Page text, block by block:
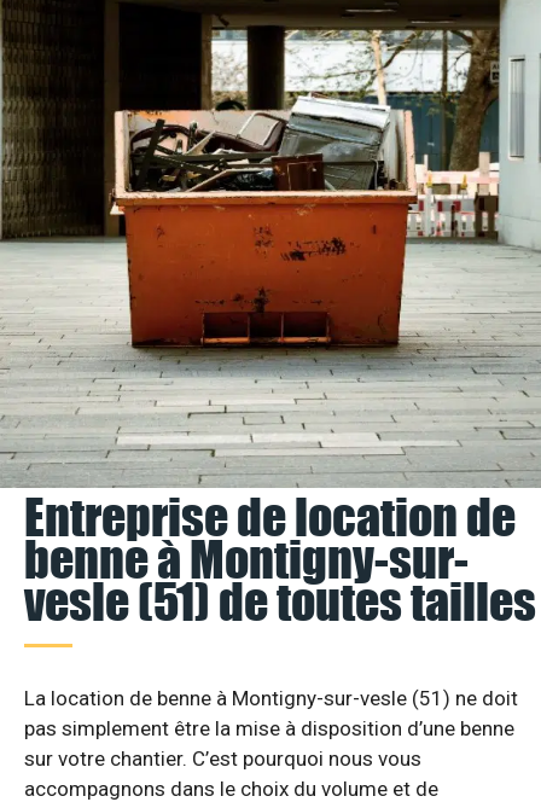
Entreprise de location de
benne à Montigny-sur-
vesle (51) de toutes tailles
La location de benne à Montigny-sur-vesle (51) ne doit
pas simplement être la mise à disposition d’une benne
sur votre chantier. C’est pourquoi nous vous
accompagnons dans le choix du volume et de